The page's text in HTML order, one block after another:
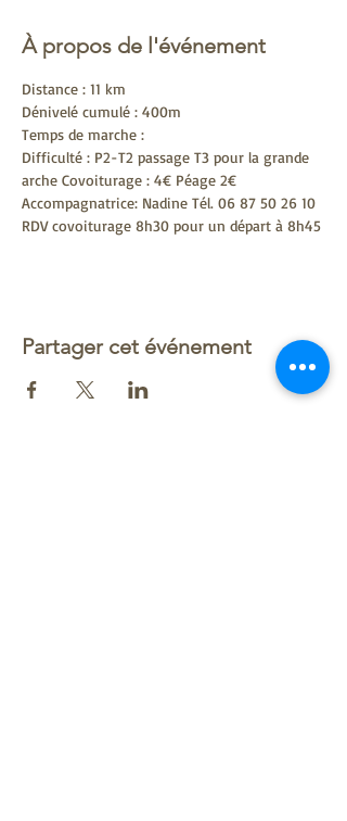
À propos de l'événement
Distance : 11 km
Dénivelé cumulé : 400m
Temps de marche :
Difficulté : P2-T2 passage T3 pour la grande
arche Covoiturage : 4€ Péage 2€
Accompagnatrice: Nadine Tél. 06 87 50 26 10
RDV covoiturage 8h30 pour un départ à 8h45
Partager cet événement